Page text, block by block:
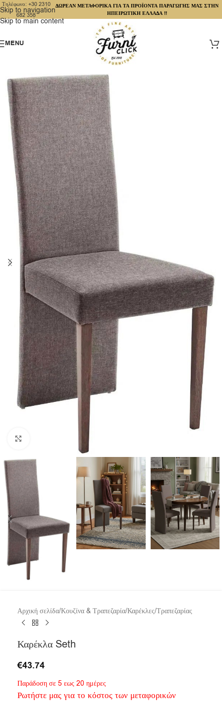
Skip to navigation
Skip to main content
Τηλέφωνο: +30 2310
682 358
ΔΩΡΕΑΝ ΜΕΤΑΦΟΡΙΚΑ ΓΙΑ ΤΑ ΠΡΟΪΟΝΤΑ ΠΑΡΑΓΩΓΗΣ ΜΑΣ ΣΤΗΝ
ΗΠΕΙΡΩΤΙΚΗ ΕΛΛΑΔΑ !!
MENU
Αρχική σελίδα/Κουζίνα & Τραπεζαρία/Καρέκλες/Τραπεζαρίας
Καρέκλα Seth
€43.74
Παράδοση σε 5 εως 20 ημέρες
Ρωτήστε μας για το κόστος των μεταφορικών